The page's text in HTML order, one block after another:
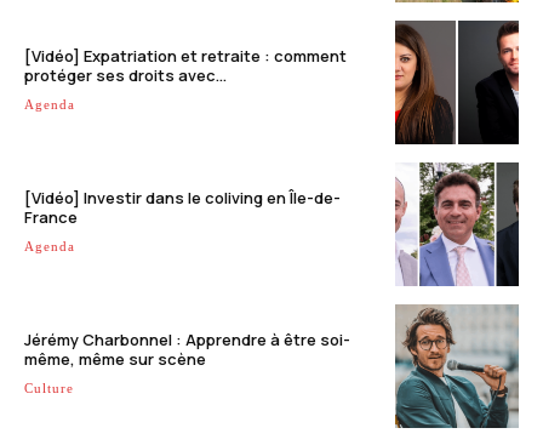
[Vidéo] Expatriation et retraite : comment
protéger ses droits avec...
Agenda
[Vidéo] Investir dans le coliving en Île-de-
France
Agenda
Jérémy Charbonnel : Apprendre à être soi-
même, même sur scène
Culture